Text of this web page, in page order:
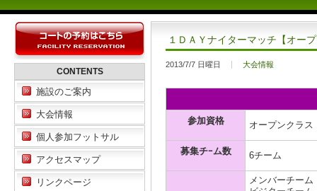
１ＤＡＹナイターマッチ【オー
2013/7/7 日曜日 大会情報
参加資格 オープンクラス
募集チｰム数 6チーム
メンバーチー
CONTENTS
施設のご案内
大会情報
個人参加フットサル
アクセスマップ
リンクページ